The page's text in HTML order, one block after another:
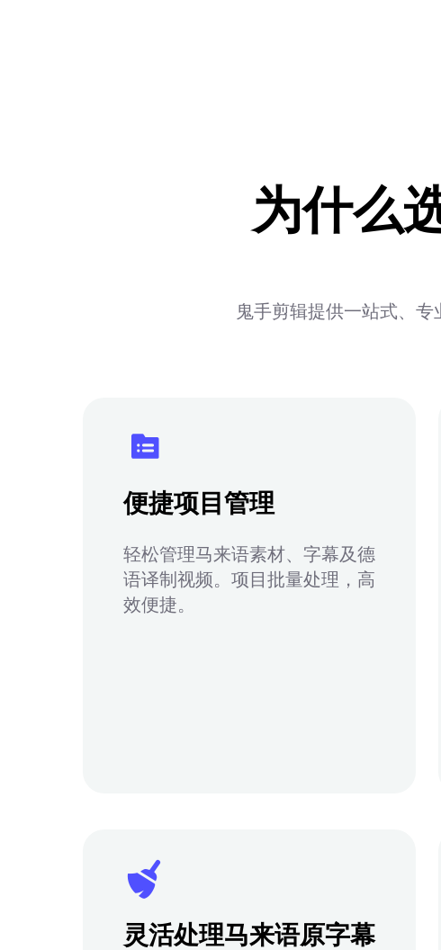
为什么
鬼手剪辑提供一站式、
便捷项目管理
轻松管理马来语素材、字幕及德
语译制视频。项目批量处理，高
效便捷。
灵活处理马来语原字幕